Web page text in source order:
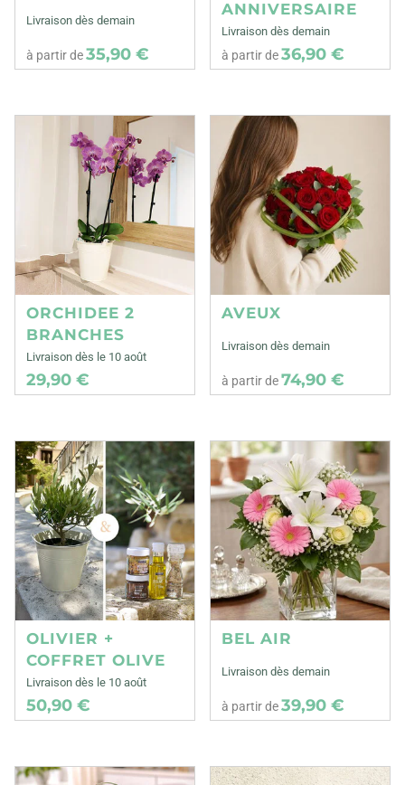
Livraison dès demain
à partir de35,90 €
ANNIVERSAIRE
Livraison dès demain
à partir de36,90 €
ORCHIDEE 2
BRANCHES
Livraison dès le 10 août
29,90 €
AVEUX
Livraison dès demain
à partir de74,90 €
OLIVIER +
COFFRET OLIVE
Livraison dès le 10 août
50,90 €
BEL AIR
Livraison dès demain
à partir de39,90 €